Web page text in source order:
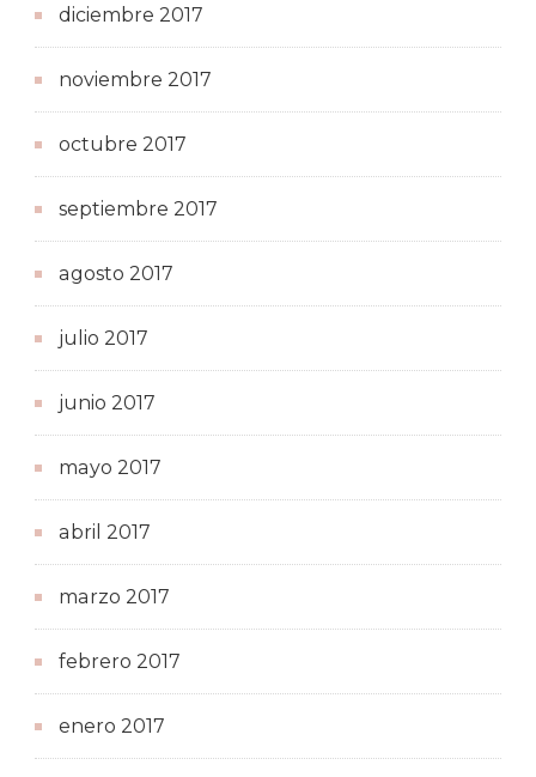
diciembre 2017
noviembre 2017
octubre 2017
septiembre 2017
agosto 2017
julio 2017
junio 2017
mayo 2017
abril 2017
marzo 2017
febrero 2017
enero 2017